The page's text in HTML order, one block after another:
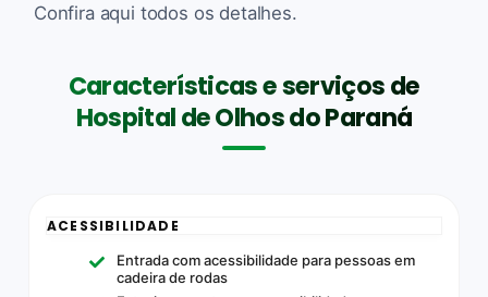
Confira aqui todos os detalhes.
Características e serviços de
Hospital de Olhos do Paraná
ACESSIBILIDADE
Entrada com acessibilidade para pessoas em
cadeira de rodas